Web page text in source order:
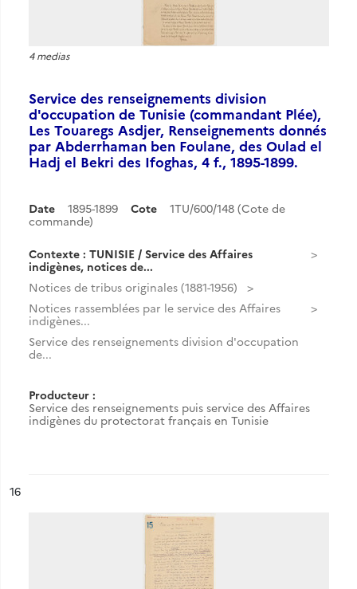
4 medias
Service des renseignements division
d'occupation de Tunisie (commandant Plée),
Les Touaregs Asdjer, Renseignements donnés
par Abderrhaman ben Foulane, des Oulad el
Hadj el Bekri des Ifoghas, 4 f., 1895-1899.
Date 1895-1899 Cote
1TU/600/148 (Cote de
commande)
Contexte : TUNISIE / Service des Affaires
indigènes, notices de...
Notices de tribus originales (1881-1956)
Notices rassemblées par le service des Affaires
indigènes...
Service des renseignements division d'occupation
de...
Producteur :
Service des renseignements puis service des Affaires
indigènes du protectorat français en Tunisie
n°
16